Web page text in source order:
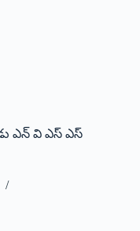
ఎన్ వి ఎస్ ఎస్